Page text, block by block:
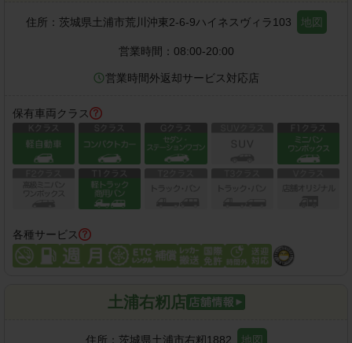
住所： 茨城県土浦市荒川沖東2-6-9ハイネスヴィラ103 地図
営業時間： 08:00-20:00
営業時間外返却サービス対応店
保有車両クラス
各種サービス
土浦右籾店
住所： 茨城県土浦市右籾1882 地図